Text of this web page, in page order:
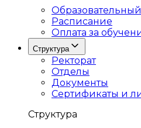
Образовательный
Расписание
Оплата за
Структура
Ректорат
Отделы
Документы
Сертификаты и
Структура